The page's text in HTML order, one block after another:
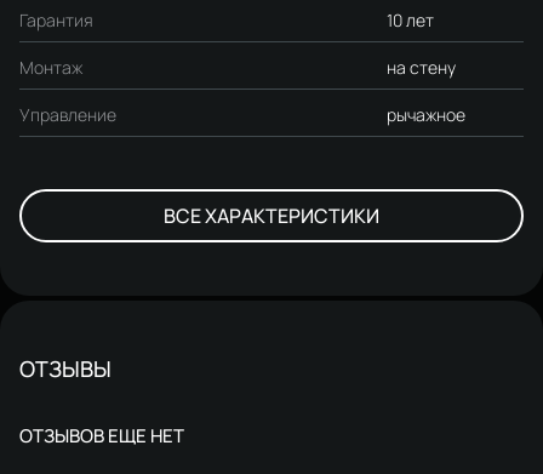
Гарантия 10 лет
Монтаж на стену
Управление рычажное
ВСЕ ХАРАКТЕРИСТИКИ
ОТЗЫВЫ
ОТЗЫВОВ ЕЩЕ НЕТ